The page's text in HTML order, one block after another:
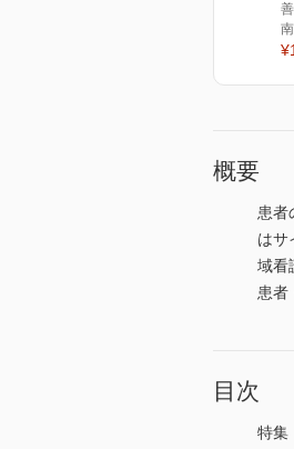
概要
患者
はサ
域看
患者
目次
特集